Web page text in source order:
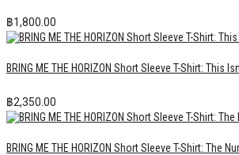
฿1,800.00
BRING ME THE HORIZON Short Sleeve T-Shirt: This
฿2,350.00
BRING ME THE HORIZON Short Sleeve T-Shirt: The